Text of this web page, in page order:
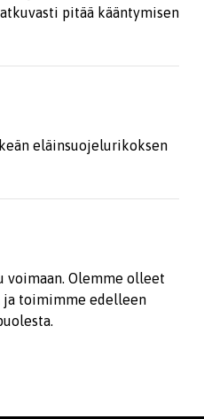
pitää kääntymisen
eläinsuojelurikoksen
voimaan. Olemme olleet
ja toimimme edelleen